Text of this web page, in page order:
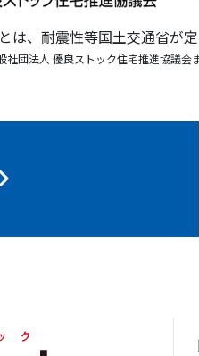
は、耐震性等国土交通省が
団法人 優良ストック住宅推進協議会